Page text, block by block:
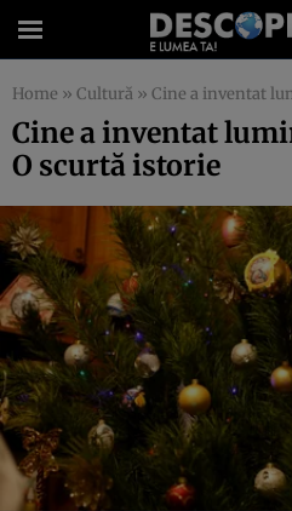
Home » Cultură » Cine a inventat
Cine a inventat
O scurtă istorie